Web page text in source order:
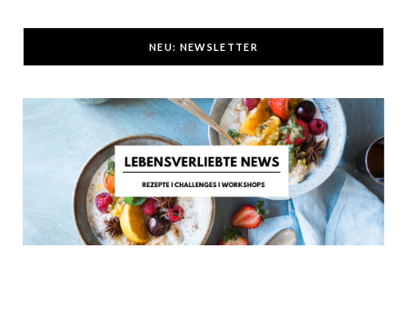
NEU: NEWSLETTER